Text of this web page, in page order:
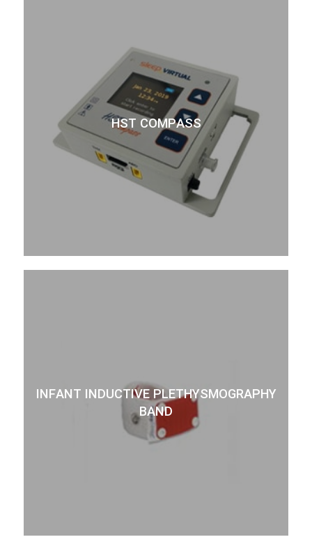
HST COMPASS
INFANT INDUCTIVE PLETHYSMOGRAPHY
BAND